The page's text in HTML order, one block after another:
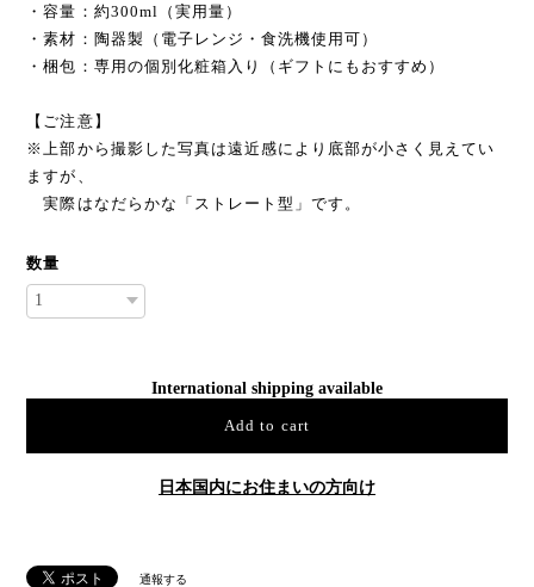
・容量：約300ml（実用量）
・素材：陶器製（電子レンジ・食洗機使用可）
・梱包：専用の個別化粧箱入り（ギフトにもおすすめ）
【ご注意】
※上部から撮影した写真は遠近感により底部が小さく見えてい
ますが、
実際はなだらかな「ストレート型」です。
数量
International shipping available
Add to cart
日本国内にお住まいの方向け
通報する